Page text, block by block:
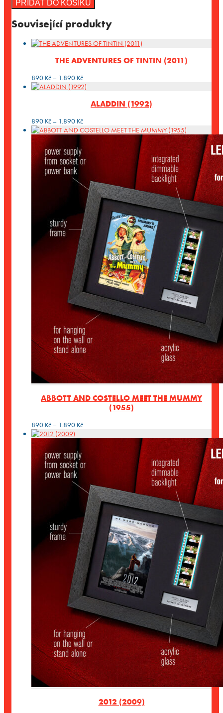
PŘIDAT DO KOŠÍKU
Související produkty
THE ADVENTURES OF TINTIN (2011)
890 Kč – 1.890 KčRozpětí
cen:
ALADDIN (1992)
890 Kč – 1.890 KčRozpětí
cen:
ABBOTT AND COSTELLO MEET THE MUMMY
(1955)
890 Kč – 1.890 KčRozpětí
2012 (2009)